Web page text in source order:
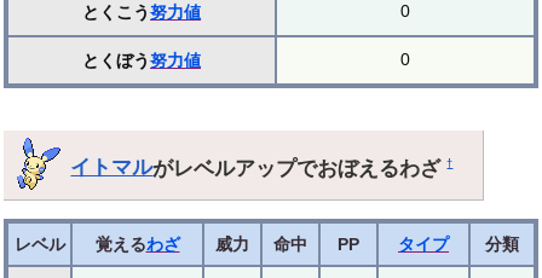
とくこう努力値 0
とくぼう努力値 0
イトマルがレベルアップでおぼえるわざ†
レベル 覚えるわざ 威力 命中 PP タイプ 分類